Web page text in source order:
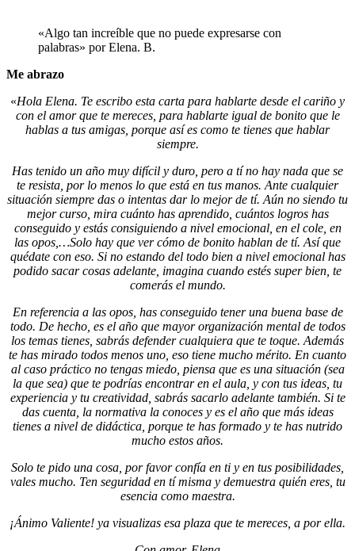
«Algo tan increíble que no puede expresarse con
palabras» por Elena. B.
Me abrazo
«Hola Elena. Te escribo esta carta para hablarte desde el cariño y
con el amor que te mereces, para hablarte igual de bonito que le
hablas a tus amigas, porque así es como te tienes que hablar
siempre.
Has tenido un año muy difícil y duro, pero a tí no hay nada que se
te resista, por lo menos lo que está en tus manos. Ante cualquier
situación siempre das o intentas dar lo mejor de tí. Aún no siendo tu
mejor curso, mira cuánto has aprendido, cuántos logros has
conseguido y estás consiguiendo a nivel emocional, en el cole, en
las opos,…Solo hay que ver cómo de bonito hablan de tí. Así que
quédate con eso. Si no estando del todo bien a nivel emocional has
podido sacar cosas adelante, imagina cuando estés super bien, te
comerás el mundo.
En referencia a las opos, has conseguido tener una buena base de
todo. De hecho, es el año que mayor organización mental de todos
los temas tienes, sabrás defender cualquiera que te toque. Además
te has mirado todos menos uno, eso tiene mucho mérito. En cuanto
al caso práctico no tengas miedo, piensa que es una situación (sea
la que sea) que te podrías encontrar en el aula, y con tus ideas, tu
experiencia y tu creatividad, sabrás sacarlo adelante también. Si te
das cuenta, la normativa la conoces y es el año que más ideas
tienes a nivel de didáctica, porque te has formado y te has nutrido
mucho estos años.
Solo te pido una cosa, por favor confía en ti y en tus posibilidades,
vales mucho. Ten seguridad en tí misma y demuestra quién eres, tu
esencia como maestra.
¡Ánimo Valiente! ya visualizas esa plaza que te mereces, a por ella.